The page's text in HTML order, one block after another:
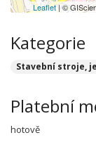
Leaflet| ©
Kategorie
Stavební stroje,
Platební
hotově